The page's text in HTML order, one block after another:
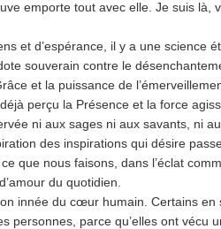
emporte tout avec elle. Je suis là,
et d’espérance, il y a une science
souverain contre le
et la puissance de
perçu la Présence et la force
ni aux sages ni aux savants, ni
des inspirations qui désire
que nous faisons, dans l’éclat
du quotidien.
innée du cœur humain. Certains en
personnes, parce qu’elles ont vécu